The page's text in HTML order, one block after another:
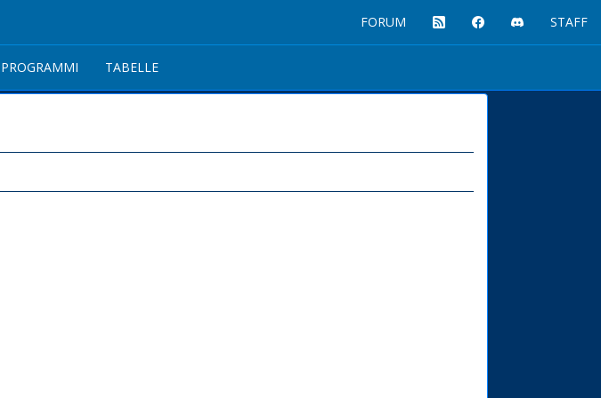
FORUM STAFF
PROGRAMMI TABELLE